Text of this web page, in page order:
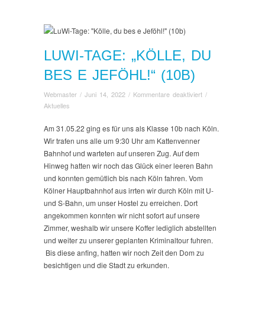
LUWI-TAGE: „KÖLLE, DU
BES E JEFÖHL!“ (10B)
Webmaster / Juni 14, 2022 / Kommentare deaktiviertfür
„Kölle,
(10b)
/
Aktuelles
Am 31.05.22 ging es für uns als Klasse 10b nach Köln.
Wir trafen uns alle um 9:30 Uhr am Kattenvenner
Bahnhof und warteten auf unseren Zug. Auf dem
Hinweg hatten wir noch das Glück einer leeren Bahn
und konnten gemütlich bis nach Köln fahren. Vom
Kölner Hauptbahnhof aus irrten wir durch Köln mit U-
und S-Bahn, um unser Hostel zu erreichen. Dort
angekommen konnten wir nicht sofort auf unsere
Zimmer, weshalb wir unsere Koffer lediglich abstellten
und weiter zu unserer geplanten Kriminaltour fuhren.
Bis diese anfing, hatten wir noch Zeit den Dom zu
besichtigen und die Stadt zu erkunden.